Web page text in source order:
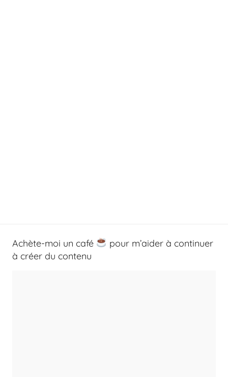
Achète-moi un café
pour m’aider à continuer
à créer du contenu